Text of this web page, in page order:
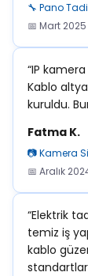
🔧 Pano
📅 Mart
“IP
Kablo
kuruldu.
Fatma K.
📷 Kamera
📅 Aralık
“Elektrik
temiz iş
kablo